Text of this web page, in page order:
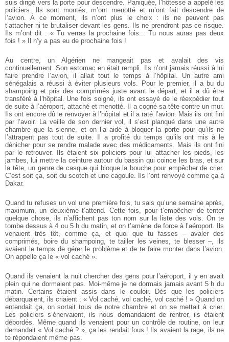
suis dirigé vers la porte pour descendre. Paniquée, l’hôtesse a appelé les
policiers. Ils sont montés, m’ont menotté et m’ont fait descendre de
l’avion. À ce moment, ils n’ont plus le choix : ils ne peuvent pas
t’attacher ni te brutaliser devant les gens. Ils ne prendront pas ce risque.
Ils m’ont dit : « Tu verras la prochaine fois... Tu nous auras pas deux
fois ! » Il n’y a pas eu de prochaine fois !
Au centre, un Algérien ne mangeait pas et avalait des vis
continuellement. Son estomac en était rempli. Ils n’ont jamais réussi à lui
faire prendre l’avion, il allait tout le temps à l’hôpital. Un autre ami
sénégalais a réussi à éviter plusieurs vols. Pour le premier, il a bu du
shampoing et pris des comprimés juste avant le départ, et il a dû être
transféré à l’hôpital. Une fois soigné, ils ont essayé de le réexpédier tout
de suite à l’aéroport, attaché et menotté. Il a cogné sa tête contre un mur.
Ils ont encore dû le renvoyer à l’hôpital et il a raté l’avion. Mais ils ont fini
par l’avoir. La veille de son dernier vol, il s’est planqué dans une autre
chambre que la sienne, et on l’a aidé à bloquer la porte pour qu’ils ne
l’attrapent pas tout de suite. Il a profité du temps qu’ils ont mis à le
dénicher pour se rendre malade avec des médicaments. Mais ils ont fini
par le retrouver. Ils étaient six policiers pour lui attacher les pieds, les
jambes, lui mettre la ceinture autour du bassin qui coince les bras, et sur
la tête, un genre de casque qui bloque la bouche pour empêcher de crier.
C’est soit ça, soit du scotch et une cagoule. Ils l’ont renvoyé comme ça à
Dakar.
Quand tu refuses un vol une première fois, tu sais qu’une semaine après,
maximum, un deuxième t’attend. Cette fois, pour t’empêcher de tenter
quelque chose, ils n’affichent pas ton nom sur la liste des vols. On te
tombe dessus à 4 ou 5 h du matin, et on t’amène de force à l’aéroport. Ils
venaient très tôt, comme ça, et quoi que tu fasses – avaler des
comprimés, boire du shampoing, te tailler les veines, te blesser –, ils
avaient le temps de gérer le problème et de te faire monter dans l’avion.
On appelle ça le « vol caché ».
Quand ils venaient la nuit chercher des gens pour l’aéroport, il y en avait
plein qui ne dormaient pas. Moi-même je ne dormais jamais avant 5 h du
matin. Certains étaient assis dans le couloir. Dès que les policiers
débarquaient, ils criaient : « Vol caché, vol caché, vol caché ! » Quand on
entendait ça, on sortait tous de notre chambre et on se mettait à crier.
Les policiers s’énervaient, ils nous demandaient de rentrer, ils étaient
débordés. Même quand ils venaient pour un contrôle de routine, on leur
demandait « Vol caché ? », ça les rendait fous ! Ils avaient la rage, ils ne
te répondaient même pas.